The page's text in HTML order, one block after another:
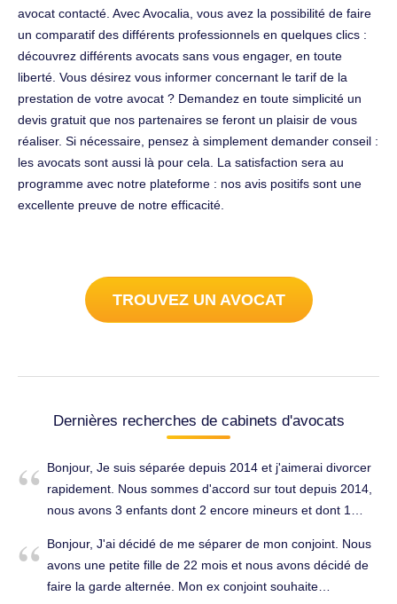
avocat contacté. Avec Avocalia, vous avez la possibilité de faire
un comparatif des différents professionnels en quelques clics :
découvrez différents avocats sans vous engager, en toute
liberté. Vous désirez vous informer concernant le tarif de la
prestation de votre avocat ? Demandez en toute simplicité un
devis gratuit que nos partenaires se feront un plaisir de vous
réaliser. Si nécessaire, pensez à simplement demander conseil :
les avocats sont aussi là pour cela. La satisfaction sera au
programme avec notre plateforme : nos avis positifs sont une
excellente preuve de notre efficacité.
TROUVEZ UN AVOCAT
Dernières recherches de cabinets d'avocats
Bonjour, Je suis séparée depuis 2014 et j'aimerai divorcer
rapidement. Nous sommes d'accord sur tout depuis 2014,
nous avons 3 enfants dont 2 encore mineurs et dont 1
juridictionnelle. Merci de votre aide. Cordialement. Divorce,
séparation à Orvault (44700).
Bonjour, J'ai décidé de me séparer de mon conjoint. Nous
avons une petite fille de 22 mois et nous avons décidé de
faire la garde alternée. Mon ex conjoint souhaite